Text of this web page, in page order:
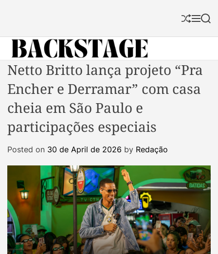
S
f
M S
c
h
B
a
c
s
t
a
g
g
Netto Britto lança projeto “Pra
Encher e Derramar” com casa
cheia em São Paulo e
participações especiais
Posted on 30 de April de 2026 by Redação